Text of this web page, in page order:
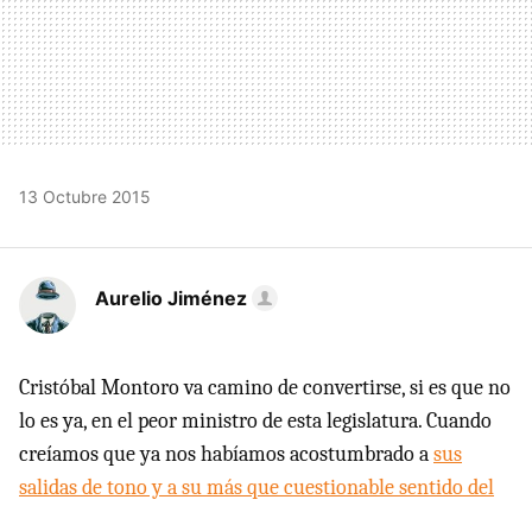
13 Octubre 2015
Aurelio Jiménez
Cristóbal Montoro va camino de convertirse, si es que no
lo es ya, en el peor ministro de esta legislatura. Cuando
creíamos que ya nos habíamos acostumbrado asus
salidas de tono y a su más que cuestionable sentido del